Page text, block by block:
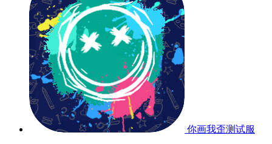
你画我歪测试服